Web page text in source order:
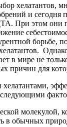
хелатантов,
и сегодня
При этом они
борьбе,
в мире не
причин для
молекулой,
в обычных